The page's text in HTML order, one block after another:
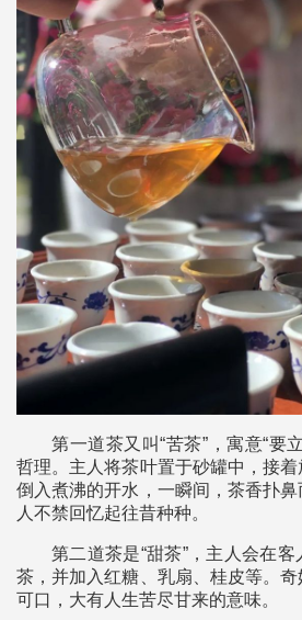
第一道茶又叫“苦茶”，寓意“要
哲理。主人将茶叶置于砂罐中，接
倒入煮沸的开水，一瞬间，茶香扑
人不禁回忆起往昔种种。
第二道茶是“甜茶”，主人会在
茶，并加入红糖、乳扇、桂皮等。
可口，大有人生苦尽甘来的意味。